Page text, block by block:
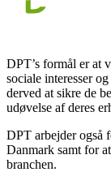
DPT’s formål er at
sociale interesser
derved at sikre de
udøvelse af deres
DPT arbejder også
Danmark samt for
branchen.